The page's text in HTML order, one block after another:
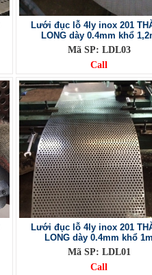
Lưới đục lỗ 4ly inox 201
LONG dày 0.4mm khổ
Mã SP: LDL03
Call
Lưới đục lỗ 4ly inox 201
LONG dày 0.4mm khổ
Mã SP: LDL01
Call